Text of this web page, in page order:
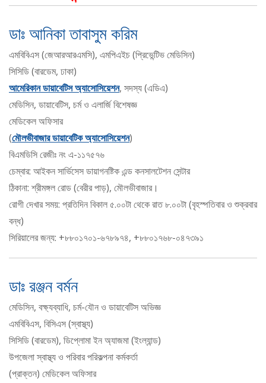
ডাঃ আনিকা তাবাসুম করিম
এমবিবিএস (জেআরআরএমসি), এমপিএইচ (প্রিভেন্টিভ মেডিসিন)
সিসিডি (বারডেম, ঢাকা)
আমেরিকান ডায়াবেটিস অ্যাসোসিয়েশন, সদস্য (এডিএ)
মেডিসিন, ডায়াবেটিস, চর্ম ও এলার্জি বিশেষজ্ঞ
মেডিকেল অফিসার
(মৌলভীবাজার ডায়াবেটিক অ্যাসোসিয়েশন)
বিএমডিসি রেজীঃ নং এ-১১৭৫৭৬
চেম্বার: আইকন সার্ভিসেস ডায়াগনষ্টিক এন্ড কনসালটেশন সেন্টার
ঠিকানা: শ্রীমঙ্গল রোড (বেরীর পাড়), মৌলভীবাজার।
রোগী দেখার সময়: প্রতিদিন বিকাল ৫.০০টা থেকে রাত ৮.০০টা (বৃহস্পতিবার ও শুক্রবার
বন্ধ)
সিরিয়ালের জন্য: +৮৮০১৭০১-৬৭৮৯৭৪, +৮৮০১৭৬৮-০৪৭৩৯১
ডাঃ রঞ্জন বর্মন
মেডিসিন, বক্ষ্যব্যাধি, চর্ম-যৌন ও ডায়াবেটিস অভিজ্ঞ
এমবিবিএস, বিসিএস (স্বাস্থ্য)
সিসিডি (বারডেম), ডিপ্লোমা ইন অ্যাজমা (ইংল্যান্ড)
উপজেলা স্বাস্থ্য ও পরিবার পরিকল্পনা কর্মকর্তা
(প্রাক্তন) মেডিকেল অফিসার